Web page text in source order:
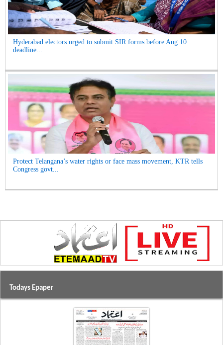
Hyderabad electors urged to submit SIR forms before Aug 10
deadline...
Protect Telangana’s water rights or face mass movement, KTR tells
Congress govt...
Todays Epaper